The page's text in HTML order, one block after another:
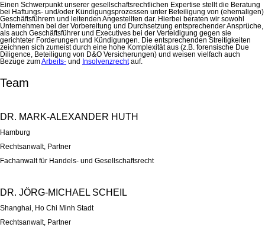
Einen Schwerpunkt unserer gesellschaftsrechtlichen Expertise stellt die Beratung
bei Haftungs- und/oder Kündigungsprozessen unter Beteiligung von (ehemaligen)
Geschäftsführern und leitenden Angestellten dar. Hierbei beraten wir sowohl
Unternehmen bei der Vorbereitung und Durchsetzung entsprechender Ansprüche,
als auch Geschäftsführer und Executives bei der Verteidigung gegen sie
gerichteter Forderungen und Kündigungen. Die entsprechenden Streitigkeiten
zeichnen sich zumeist durch eine hohe Komplexität aus (z.B. forensische Due
Diligence, Beteiligung von D&O Versicherungen) und weisen vielfach auch
Bezüge zumArbeits- und Insolvenzrechtauf.
Team
DR. MARK-ALEXANDER HUTH
Hamburg
Rechtsanwalt, Partner
Fachanwalt für Handels- und Gesellschaftsrecht
DR. JÖRG-MICHAEL SCHEIL
Shanghai, Ho Chi Minh Stadt
Rechtsanwalt, Partner